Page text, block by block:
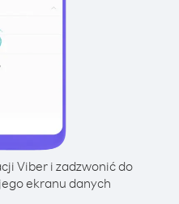
Viber i zadzwonić do
ekranu danych